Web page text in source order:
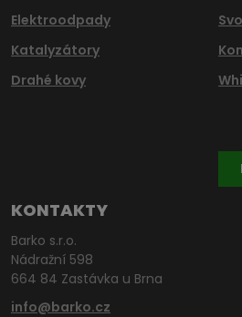
Elektroodpady
Katalyzátory
Drahé kovy
KONTAKTY
Barko s.r.o.
Nádražní 598
664 84 Zastávka u Brna
info@barko.cz